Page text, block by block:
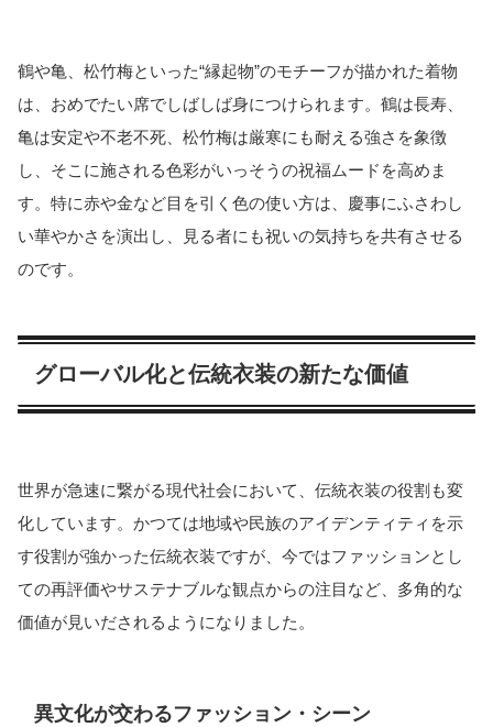
鶴や亀、松竹梅といった“縁起物”のモチーフが描かれた着物
は、おめでたい席でしばしば身につけられます。鶴は長寿、
亀は安定や不老不死、松竹梅は厳寒にも耐える強さを象徴
し、そこに施される色彩がいっそうの祝福ムードを高めま
す。特に赤や金など目を引く色の使い方は、慶事にふさわし
い華やかさを演出し、見る者にも祝いの気持ちを共有させる
のです。
グローバル化と伝統衣装の新たな価値
世界が急速に繋がる現代社会において、伝統衣装の役割も変
化しています。かつては地域や民族のアイデンティティを示
す役割が強かった伝統衣装ですが、今ではファッションとし
ての再評価やサステナブルな観点からの注目など、多角的な
価値が見いだされるようになりました。
異文化が交わるファッション・シーン